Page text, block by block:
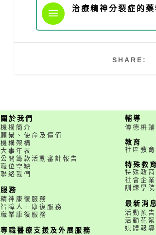
a 治療精神分裂症的藥
SHARE:
關於我們
機構簡介
願景、使命及價值
機構架構
大事年表
公開籌款活動審計報告
職位空缺
聯絡我們
服務
精神康復服務
智障人士康復服務
職業康復服務
專職醫療支援及外展服務
輔導
傅德枬
教育
社區教育
特殊教
特殊教育
社會企業
訓練學院
最新消息
活動預告
活動花絮
媒體報導